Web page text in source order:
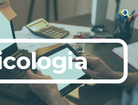
Skip to navigation